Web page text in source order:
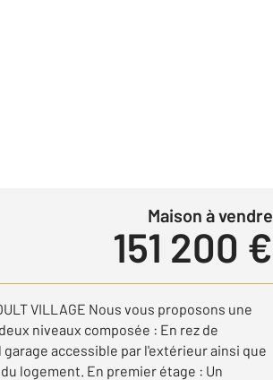
Maison à vendre
151 200 €
VILLAGE Nous vous proposons une
niveaux composée : En rez de
garage accessible par l'extérieur ainsi que
logement. En premier étage : Un